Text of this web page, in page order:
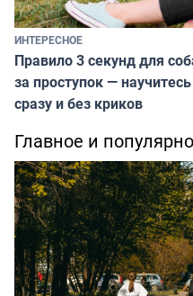
ИНТЕРЕСНОЕ
Правило 3 секунд для
за проступок —
сразу и без криков
Главное и